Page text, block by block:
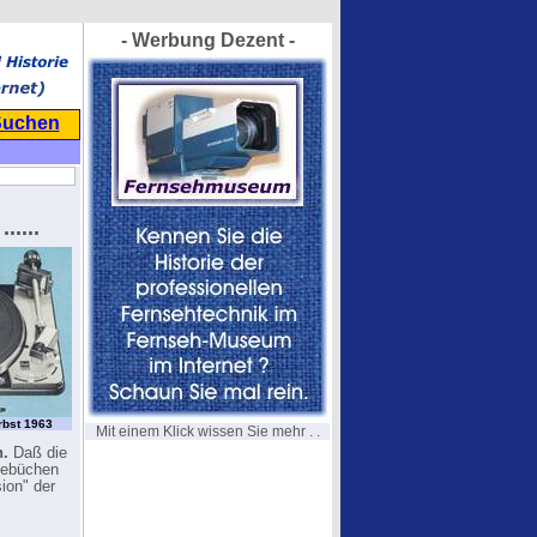
1963
Daß die
der
- Werbung Dezent -
Mit einem Klick wissen Sie mehr . .